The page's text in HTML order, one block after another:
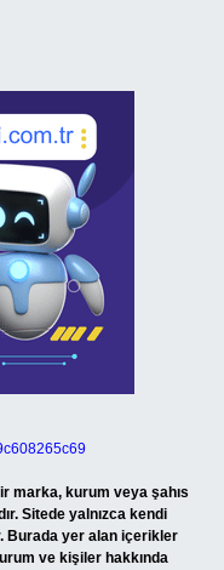
marka, kurum veya şahıs
Sitede yalnızca kendi
Burada yer alan içerikler
ve kişiler hakkında